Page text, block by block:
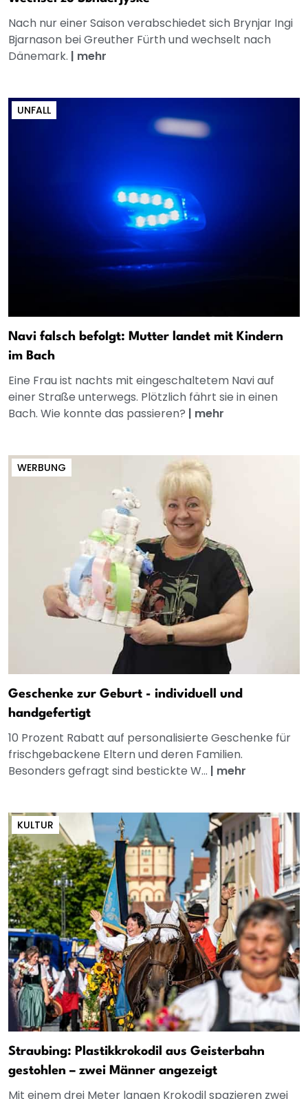
Nach nur einer Saison verabschiedet sich Brynjar Ingi
Bjarnason bei Greuther Fürth und wechselt nach
Dänemark. | mehr
UNFALL
Navi falsch befolgt: Mutter landet mit Kindern
im Bach
Eine Frau ist nachts mit eingeschaltetem Navi auf
einer Straße unterwegs. Plötzlich fährt sie in einen
Bach. Wie konnte das passieren? | mehr
WERBUNG
Geschenke zur Geburt - individuell und
handgefertigt
10 Prozent Rabatt auf personalisierte Geschenke für
frischgebackene Eltern und deren Familien.
Besonders gefragt sind bestickte W... | mehr
KULTUR
Straubing: Plastikkrokodil aus Geisterbahn
gestohlen – zwei Männer angezeigt
Mit einem drei Meter langen Krokodil spazieren zwei